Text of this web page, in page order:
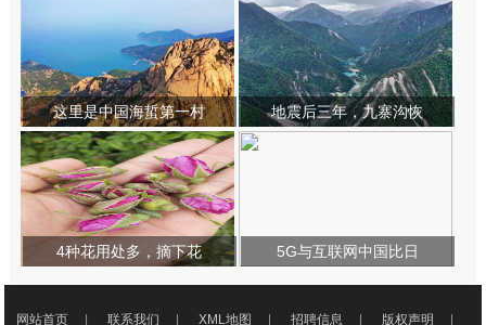
这里是中国海蜇第一村 地震后三年，九寨沟恢
4种花用处多，摘下花 5G与互联网中国比日
网站首页 联系我们 XML地图 招聘信息 版权声明